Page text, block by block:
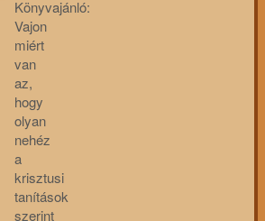
Könyvajánló:
Vajon
miért
van
az,
hogy
olyan
nehéz
a
krisztusi
tanítások
szerint